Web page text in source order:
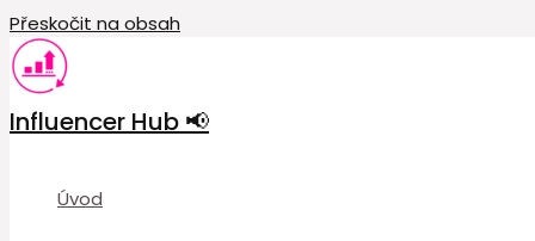
Přeskočit na obsah
Influencer Hub 📢
Úvod